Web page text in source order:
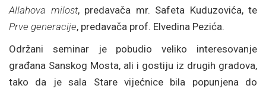
Allahova milost, predavača mr. Safeta Kuduzovića, te
Prve generacije, predavača prof. Elvedina Pezića.
Održani seminar je pobudio veliko interesovanje
građana Sanskog Mosta, ali i gostiju iz drugih gradova,
tako da je sala Stare vijećnice bila popunjena do